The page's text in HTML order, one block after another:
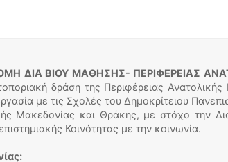
ΔΙΑ ΒΙΟΥ ΜΑΘΗΣΗΣ- ΠΕΡΙΦΕΡΕΙΑΣ
δράση της Περιφέρειας
με τις Σχολές του Δημοκρίτειου
Μακεδονίας και Θράκης, με στόχο την
Κοινότητας με την κοινωνία.